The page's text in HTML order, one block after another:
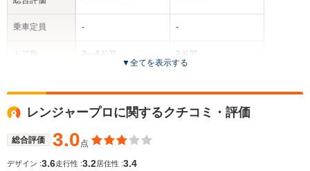
乗車定員
ドア数
サイズ
-
2～4ドア
-m
-
2ドア
▼全てを表示する
レンジャープロに関するクチコミ・評価
総合評価 3.0 点
デザイン :3.6走行性 :3.2居住性 :3.4